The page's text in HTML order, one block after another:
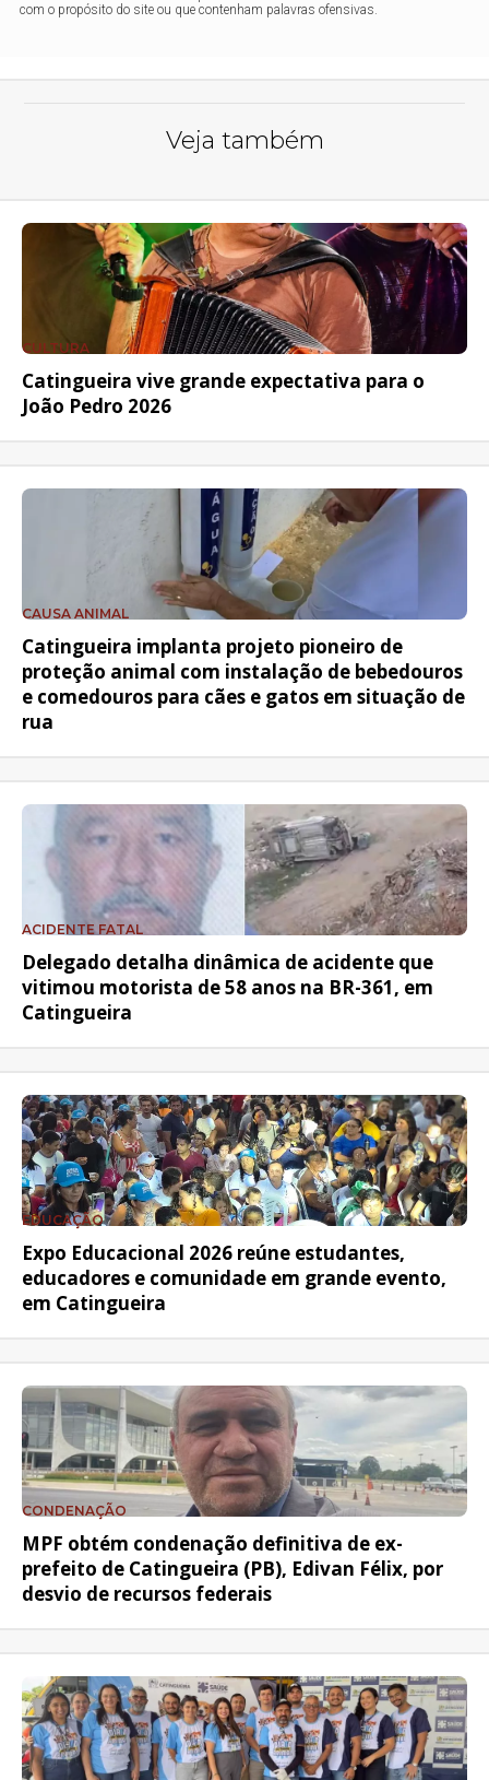
com o propósito do site ou que contenham palavras ofensivas.
Veja também
CULTURA
Catingueira vive grande expectativa para o
João Pedro 2026
CAUSA ANIMAL
Catingueira implanta projeto pioneiro de
proteção animal com instalação de bebedouros
e comedouros para cães e gatos em situação de
rua
ACIDENTE FATAL
Delegado detalha dinâmica de acidente que
vitimou motorista de 58 anos na BR-361, em
Catingueira
EDUCAÇÃO
Expo Educacional 2026 reúne estudantes,
educadores e comunidade em grande evento,
em Catingueira
CONDENAÇÃO
MPF obtém condenação definitiva de ex-
prefeito de Catingueira (PB), Edivan Félix, por
desvio de recursos federais